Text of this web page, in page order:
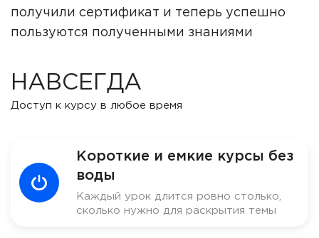
получили сертификат и теперь успешно
пользуются полученными знаниями
НАВСЕГДА
Доступ к курсу в любое время
Короткие и емкие курсы без
воды
Каждый урок длится ровно столько,
сколько нужно для раскрытия темы